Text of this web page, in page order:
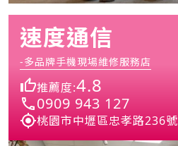
速度通信
-多品牌手機現場維修服務店
推薦度:4.8
0909 943 127
桃園市中壢區忠孝路236號